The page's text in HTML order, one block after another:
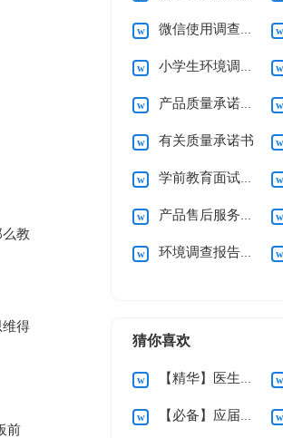
教
得
前
微信使用调查报告
小学生环境调查报告(15篇)
产品质量承诺书15篇
有关质量承诺书
学前教育面试自我介绍
产品售后服务承诺书(15篇)
环境调查报告(集合15篇)
猜你喜欢
【精华】医生的辞职报告三篇
【必备】应届生求职信四篇